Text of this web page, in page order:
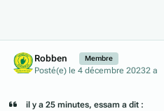
Robben Membre
Posté(e) le 4 décembre 20232 a
il y a 25 minutes, essam a dit :